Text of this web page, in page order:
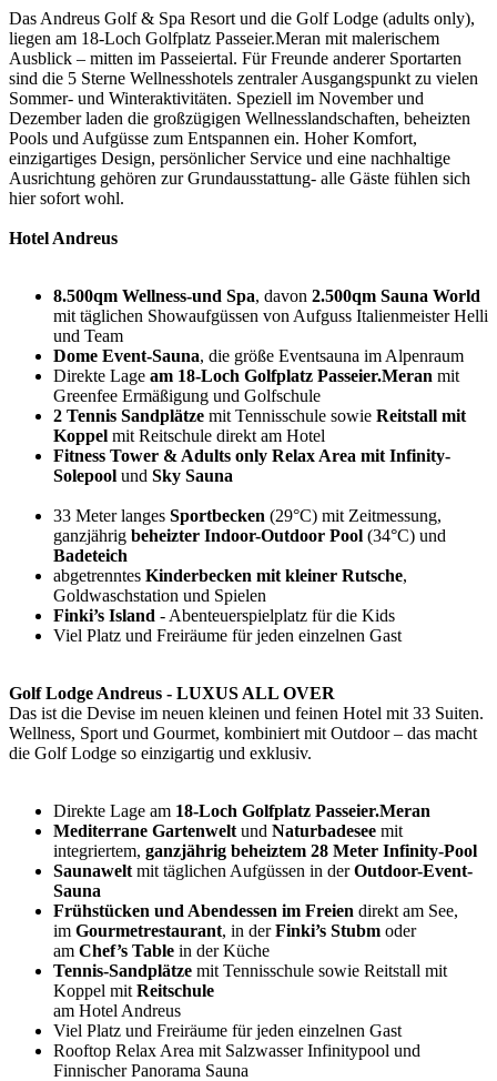
Das Andreus Golf & Spa Resort und die Golf Lodge (adults only),
liegen am 18-Loch Golfplatz Passeier.Meran mit malerischem
Ausblick – mitten im Passeiertal. Für Freunde anderer Sportarten
sind die 5 Sterne Wellnesshotels zentraler Ausgangspunkt zu vielen
Sommer- und Winteraktivitäten. Speziell im November und
Dezember laden die großzügigen Wellnesslandschaften, beheizten
Pools und Aufgüsse zum Entspannen ein. Hoher Komfort,
einzigartiges Design, persönlicher Service und eine nachhaltige
Ausrichtung gehören zur Grundausstattung- alle Gäste fühlen sich
hier sofort wohl.
Hotel Andreus
8.500qm Wellness-und Spa, davon 2.500qm Sauna World
mit täglichen Showaufgüssen von Aufguss Italienmeister Helli
und Team
Dome Event-Sauna, die größe Eventsauna im Alpenraum
Direkte Lage am 18-Loch Golfplatz Passeier.Meran mit
Greenfee Ermäßigung und Golfschule
2 Tennis Sandplätze mit Tennisschule sowie Reitstall mit
Koppel mit Reitschule direkt am Hotel
Fitness Tower & Adults only Relax Area mit Infinity-
Solepool und Sky Sauna
33 Meter langes Sportbecken (29°C) mit Zeitmessung,
ganzjährig beheizter Indoor-Outdoor Pool (34°C) und
Badeteich
abgetrenntes Kinderbecken mit kleiner Rutsche,
Goldwaschstation und Spielen
Finki’s Island - Abenteuerspielplatz für die Kids
Viel Platz und Freiräume für jeden einzelnen Gast
Golf Lodge Andreus - LUXUS ALL OVER
Das ist die Devise im neuen kleinen und feinen Hotel mit 33 Suiten.
Wellness, Sport und Gourmet, kombiniert mit Outdoor – das macht
die Golf Lodge so einzigartig und exklusiv.
Direkte Lage am 18-Loch Golfplatz Passeier.Meran
Mediterrane Gartenwelt und Naturbadesee mit
integriertem, ganzjährig beheiztem 28 Meter Infinity-Pool
Saunawelt mit täglichen Aufgüssen in derOutdoor-Event-
Sauna
Frühstücken und Abendessen im Freien direkt am See,
im Gourmetrestaurant, in derFinki’s Stubm oder
am Chef’s Table in der Küche
Tennis-Sandplätze mit Tennisschule sowie Reitstall mit
Koppel mit Reitschule
am Hotel Andreus
Viel Platz und Freiräume für jeden einzelnen Gast
Rooftop Relax Area mit Salzwasser Infinitypool und
Finnischer Panorama Sauna